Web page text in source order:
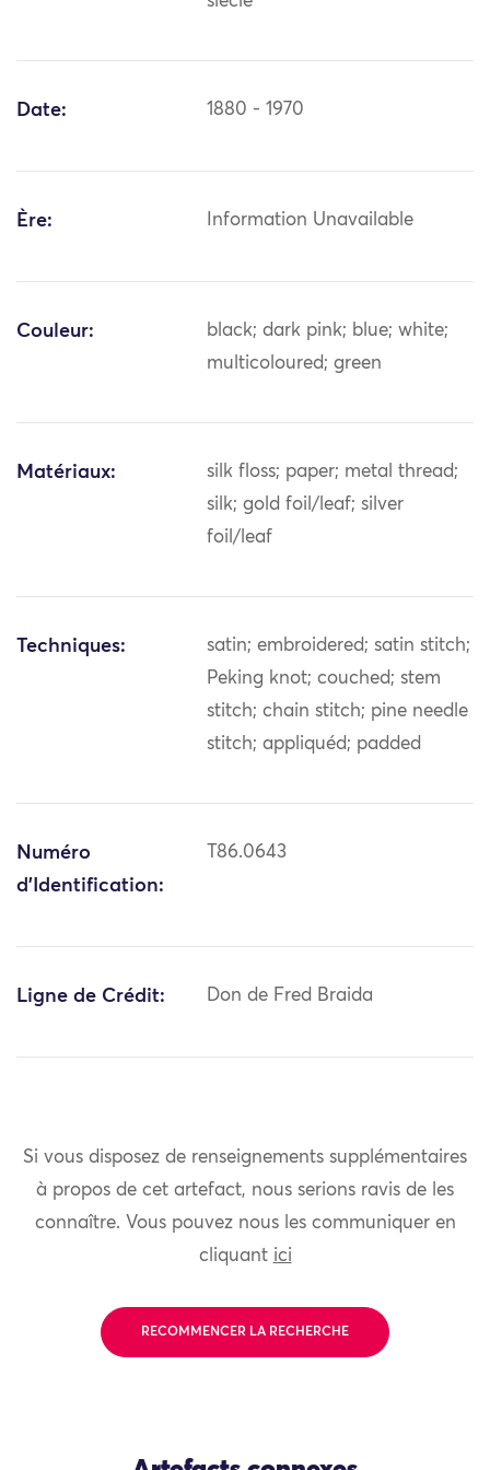
Date: 1880 - 1970
Ère: Information Unavailable
Couleur:
black; dark pink; blue; white;
multicoloured; green
Matériaux:
silk floss; paper; metal thread;
silk; gold foil/leaf; silver
foil/leaf
Techniques:
satin; embroidered; satin stitch;
Peking knot; couched; stem
stitch; chain stitch; pine needle
stitch; appliquéd; padded
Numéro
d'Identification:
T86.0643
Ligne de Crédit: Don de Fred Braida
Si vous disposez de renseignements supplémentaires
à propos de cet artefact, nous serions ravis de les
connaître. Vous pouvez nous les communiquer en
cliquant ici
RECOMMENCER LA RECHERCHE